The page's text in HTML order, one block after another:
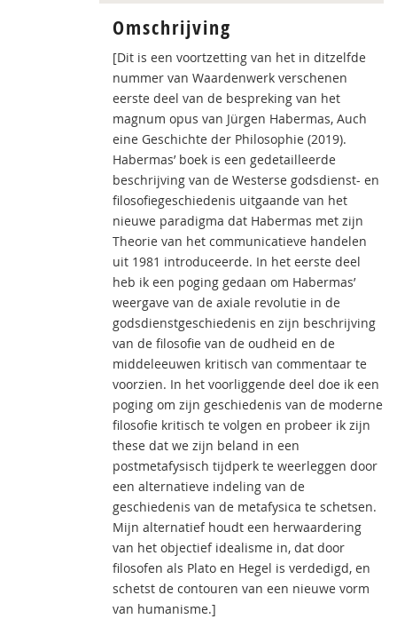
Omschrijving
[Dit is een voortzetting van het in ditzelfde
nummer van Waardenwerk verschenen
eerste deel van de bespreking van het
magnum opus van Jürgen Habermas, Auch
eine Geschichte der Philosophie (2019).
Habermas’ boek is een gedetailleerde
beschrijving van de Westerse godsdienst- en
filosofiegeschiedenis uitgaande van het
nieuwe paradigma dat Habermas met zijn
Theorie van het communicatieve handelen
uit 1981 introduceerde. In het eerste deel
heb ik een poging gedaan om Habermas’
weergave van de axiale revolutie in de
godsdienstgeschiedenis en zijn beschrijving
van de filosofie van de oudheid en de
middeleeuwen kritisch van commentaar te
voorzien. In het voorliggende deel doe ik een
poging om zijn geschiedenis van de moderne
filosofie kritisch te volgen en probeer ik zijn
these dat we zijn beland in een
postmetafysisch tijdperk te weerleggen door
een alternatieve indeling van de
geschiedenis van de metafysica te schetsen.
Mijn alternatief houdt een herwaardering
van het objectief idealisme in, dat door
filosofen als Plato en Hegel is verdedigd, en
schetst de contouren van een nieuwe vorm
van humanisme.]